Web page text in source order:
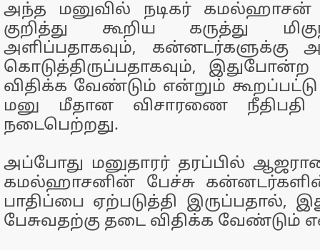
அந்த மனுவில் நடிகர்
குறித்து கூறிய கருத்து
அளிப்பதாகவும், கன்னடர்களுக்கு
கொடுத்திருப்பதாகவும், இதுபோன்ற
விதிக்க வேண்டும் என்றும்
மனு மீதான விசாரணை நீதிபதி
நடைபெற்றது.
அப்போது மனுதாரர் தரப்பில்
கமல்ஹாசனின் பேச்சு
பாதிப்பை ஏற்படுத்தி இருப்பதால்,
பேசுவதற்கு தடை விதிக்க வேண்டும்